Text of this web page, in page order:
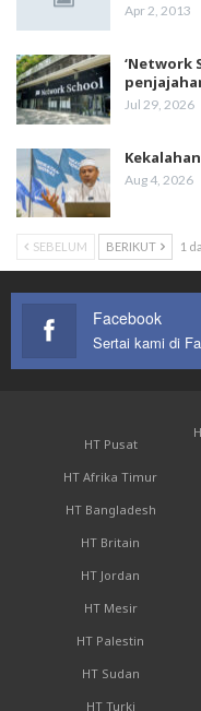
Apr 2, 2013
‘Network
Jul 29, 2026
Aug 4, 2026
SEBELUM BERIKUT 1
Facebook
HT Pusat
HT Afrika Timur
HT Bangladesh
HT Britain
HT Jordan
HT Mesir
HT Palestin
HT Sudan
HT Turki